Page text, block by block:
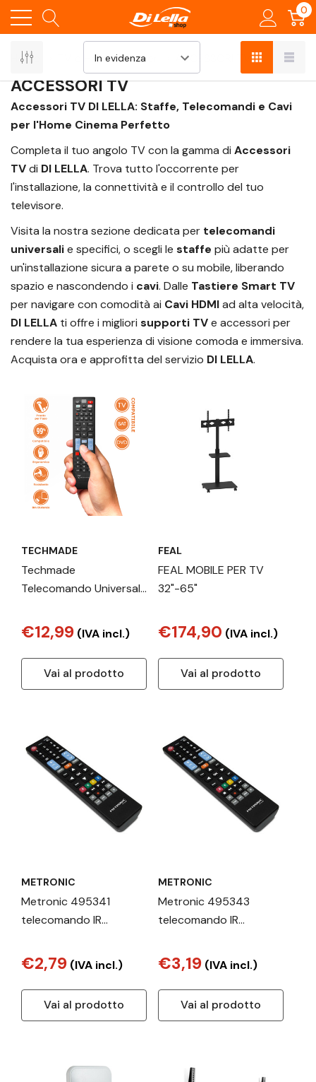
0
Home TV e Home Theater ACCESSORI TV
ACCESSORI TV
Accessori TV DI LELLA: Staffe, Telecomandi e Cavi
per l'Home Cinema Perfetto
Completa il tuo angolo TV con la gamma di Accessori
TVdi DI LELLA. Trova tutto l'occorrente per
l'installazione, la connettività e il controllo del tuo
televisore.
Visita la nostra sezione dedicata per telecomandi
universalie specifici, o scegli le staffe più adatte per
un'installazione sicura a parete o su mobile, liberando
spazio e nascondendo i cavi. Dalle Tastiere Smart TV
per navigare con comodità ai Cavi HDMIad alta velocità,
DI LELLA ti offre i migliori supporti TVe accessori per
rendere la tua esperienza di visione comoda e immersiva.
Acquista ora e approfitta del servizio DI LELLA.
TECHMADE
Techmade
Telecomando Universale
SAT DVD – Nero
€12,99 (IVA incl.)
Vai al prodotto
FEAL
FEAL MOBILE PER TV
32"-65"
€174,90 (IVA incl.)
Vai al prodotto
METRONIC
Metronic 495341
telecomando IR
€2,79 (IVA incl.)
Vai al prodotto
METRONIC
Metronic 495343
telecomando IR
€3,19 (IVA incl.)
Vai al prodotto